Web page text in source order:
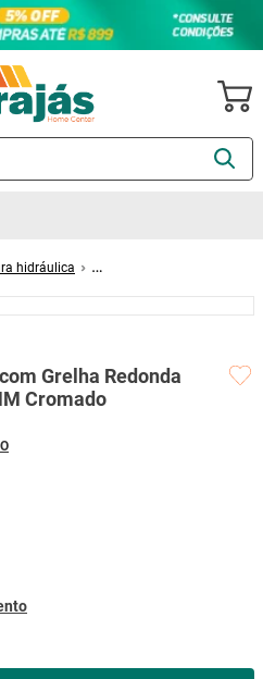
hidráulica
Grelha Redonda
Cromado